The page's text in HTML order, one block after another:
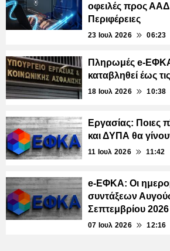
οφειλές προς
Περιφέρειες
23 Ιουλ 2026 06:23
Πληρωμές e-
καταβληθεί έως
18 Ιουλ 2026 10:38
Εργασίας:
και ΔΥΠΑ θα
11 Ιουλ 2026 11:42
e-ΕΦΚΑ: Οι
συντάξεων
Σεπτεμβρίου 2026
07 Ιουλ 2026 12:16